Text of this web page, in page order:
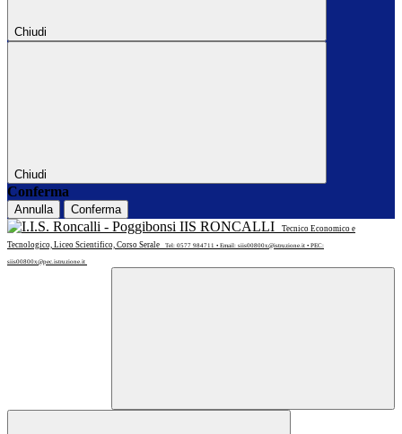
Chiudi
Chiudi
Conferma
Annulla Conferma
IIS RONCALLI
Tecnico Economico e
Tecnologico, Liceo Scientifico, Corso Serale
Tel: 0577 984711 • Email: siis00800x@istruzione.it • PEC:
siis00800x@pec.istruzione.it